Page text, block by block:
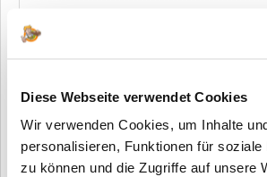
Diese Webseite verwendet Cookies
Wir verwenden Cookies, um Inhalte
personalisieren, Funktionen für soziale
zu können und die Zugriffe auf unsere
Ihr Preis:
Merken